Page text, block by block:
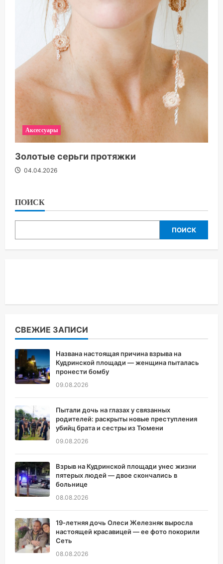
Аксессуары
Золотые серьги протяжки
04.04.2026
ПОИСК
ПОИСК
СВЕЖИЕ ЗАПИСИ
Названа настоящая причина взрыва на
Кудринской площади — женщина пыталась
пронести бомбу
09.08.2026
Пытали дочь на глазах у связанных
родителей: раскрыты новые преступления
убийц брата и сестры из Тюмени
09.08.2026
Взрыв на Кудринской площади унес жизни
пятерых людей — двое скончались в
больнице
08.08.2026
19-летняя дочь Олеси Железняк выросла
настоящей красавицей — ее фото покорили
Сеть
08.08.2026